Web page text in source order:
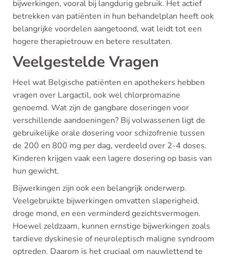
bijwerkingen, vooral bij langdurig gebruik. Het actief
betrekken van patiënten in hun behandelplan heeft ook
belangrijke voordelen aangetoond, wat leidt tot een
hogere therapietrouw en betere resultaten.
Veelgestelde Vragen
Heel wat Belgische patiënten en apothekers hebben
vragen over Largactil, ook wel chlorpromazine
genoemd. Wat zijn de gangbare doseringen voor
verschillende aandoeningen? Bij volwassenen ligt de
gebruikelijke orale dosering voor schizofrenie tussen
de 200 en 800 mg per dag, verdeeld over 2-4 doses.
Kinderen krijgen vaak een lagere dosering op basis van
hun gewicht.
Bijwerkingen zijn ook een belangrijk onderwerp.
Veelgebruikte bijwerkingen omvatten slaperigheid,
droge mond, en een verminderd gezichtsvermogen.
Hoewel zeldzaam, kunnen ernstige bijwerkingen zoals
tardieve dyskinesie of neuroleptisch maligne syndroom
optreden. Daarom is het cruciaal om nauwlettend te